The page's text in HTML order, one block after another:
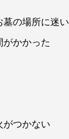
墓の場所に迷い
がかかった
がつかない